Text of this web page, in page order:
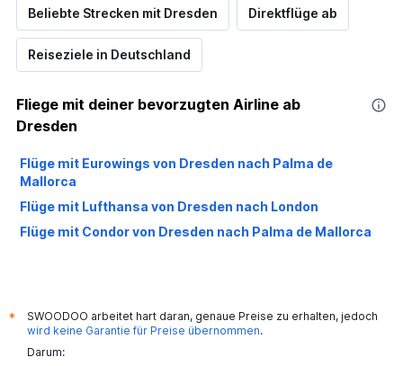
Beliebte Strecken mit Dresden Direktflüge ab
Reiseziele in Deutschland
Fliege mit deiner bevorzugten Airline ab
Dresden
Flüge mit Eurowings von Dresden nach Palma de
Mallorca
Flüge mit Lufthansa von Dresden nach London
Flüge mit Condor von Dresden nach Palma de Mallorca
*
SWOODOO arbeitet hart daran, genaue Preise zu erhalten, jedoch
wird keine Garantie für Preise übernommen.
Darum: